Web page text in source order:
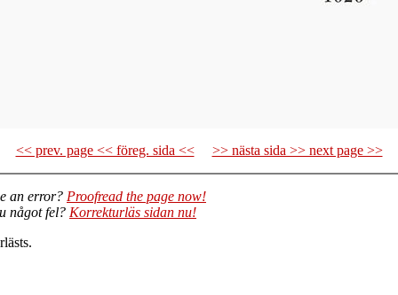
<< prev. page << föreg. sida << >> nästa sida >> next page >>
an error? Proofread the page now!
något fel? Korrekturläs sidan nu!